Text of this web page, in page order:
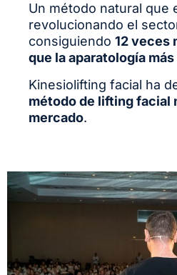
Un método natural que
revolucionando el
consiguiendo 12 veces
que la aparatología
Kinesiolifting facial ha
método de lifting facial
mercado.